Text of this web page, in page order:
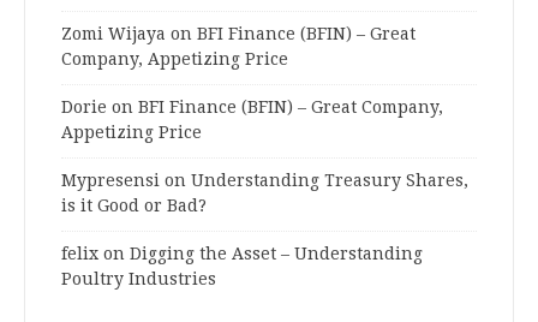
Zomi Wijaya on BFI Finance (BFIN) – Great
Company, Appetizing Price
Dorie on BFI Finance (BFIN) – Great Company,
Appetizing Price
Mypresensi on Understanding Treasury Shares,
is it Good or Bad?
felix on Digging the Asset – Understanding
Poultry Industries